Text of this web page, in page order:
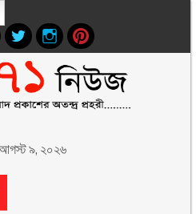
আগস্ট ৯, ২০২৬